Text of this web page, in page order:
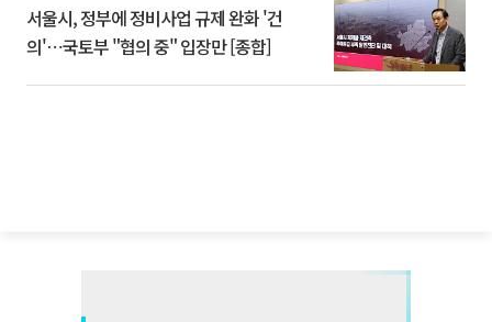
서울시, 정부에 정비사업 규제 완화 '건
의'⋯국토부 "협의 중" 입장만 [종합]